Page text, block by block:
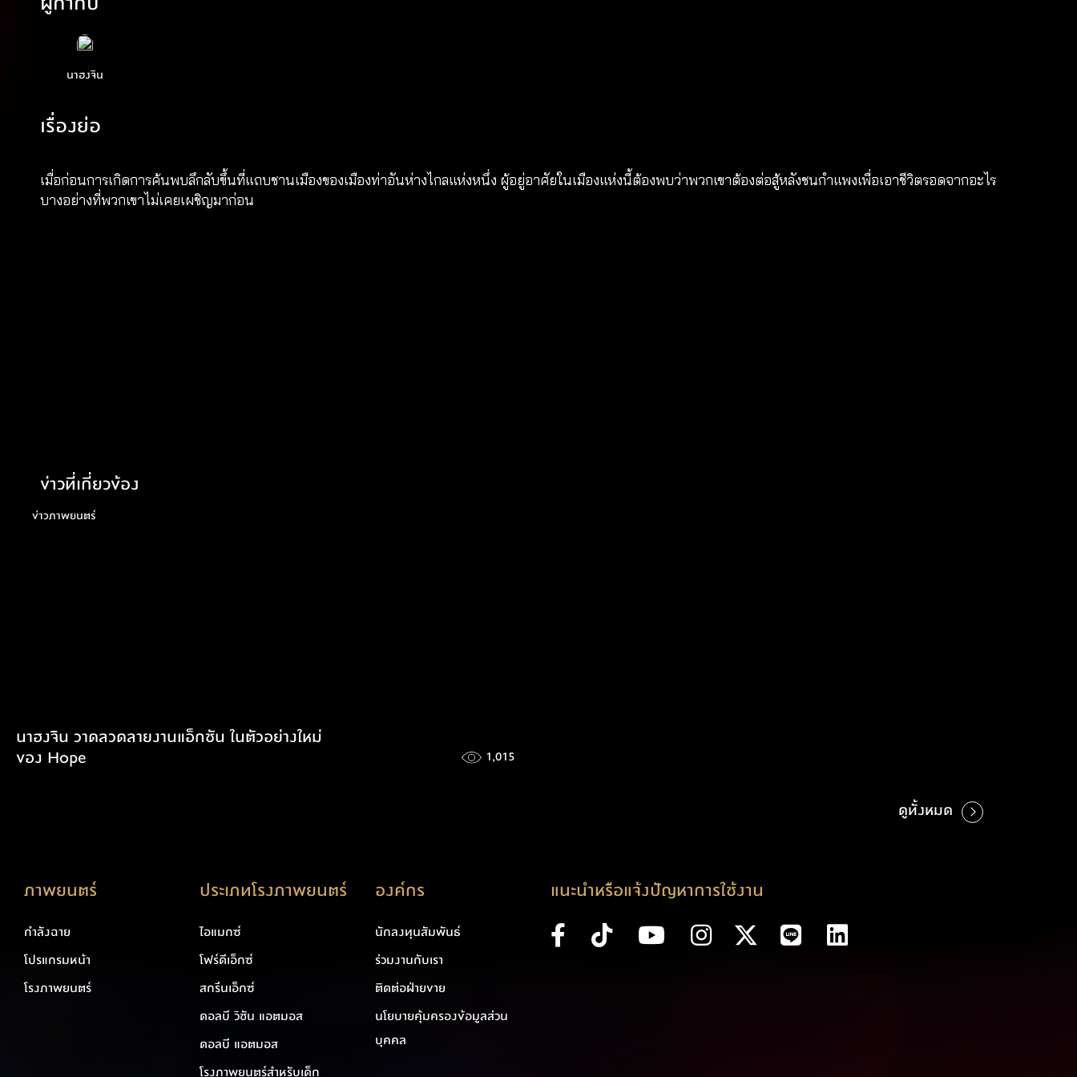
นาฮงจิน
เรื่องย่อ
เมื่อก่อนการเกิดการค้นพบลึกลับขึ้นที่แถบชานเมืองของเมืองท่าอันห่างไกลแห่งหนึ่ง ผู้อยู่อาศัยในเมืองแห่งนี้ต้องพบว่าพวกเขาต้องต่อสู้หลังชนกำแพงเพื่อเอาชีวิตรอดจากอะไร
บางอย่างที่พวกเขาไม่เคยเผชิญมาก่อน
ข่าวที่เกี่ยวข้อง
ข่าวภาพยนตร์
นาฮงจิน วาดลวดลายงานแอ็กชัน ในตัวอย่างใหม่
ของ Hope
1,015
ดูทั้งหมด
ภาพยนตร์
กำลังฉาย
โปรแกรมหน้า
โรงภาพยนตร์
ประเภทโรงภาพยนตร์
ไอแมกซ์
โฟร์ดีเอ็กซ์
สกรีนเอ็กซ์
ดอลบี วิชัน แอตมอส
ดอลบี แอตมอส
โรงภาพยนตร์สำหรับเด็ก
องค์กร
นักลงทุนสัมพันธ์
ร่วมงานกับเรา
ติดต่อฝ่ายขาย
นโยบายคุ้มครองข้อมูลส่วน
บุคคล
แนะนำหรือแจ้งปัญหาการใช้งาน